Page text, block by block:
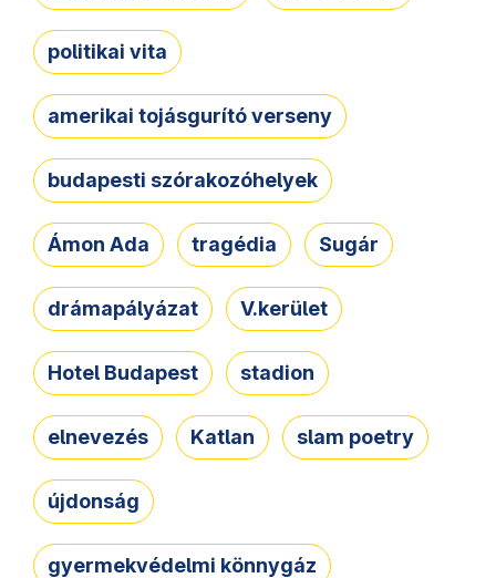
politikai vita
amerikai tojásgurító verseny
budapesti szórakozóhelyek
Ámon Ada tragédia Sugár
drámapályázat V.kerület
Hotel Budapest stadion
elnevezés Katlan slam poetry
újdonság
gyermekvédelmi könnygáz